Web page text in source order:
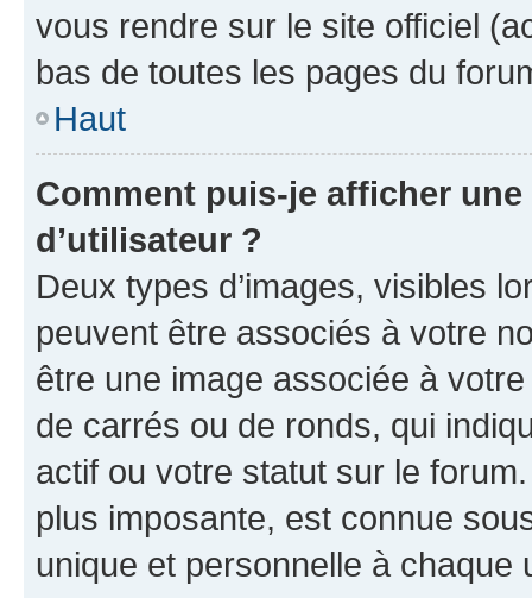
vous rendre sur le site officiel
bas de toutes les pages du
Haut
Comment puis-je afficher
d’utilisateur ?
Deux types d’images, visibles
peuvent être associés à votre
être une image associée à
de carrés ou de ronds, qui
actif ou votre statut sur le
plus imposante, est connue
unique et personnelle à chaque